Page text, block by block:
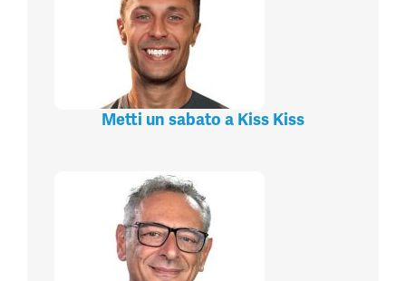
Metti un sabato a Kiss Kiss